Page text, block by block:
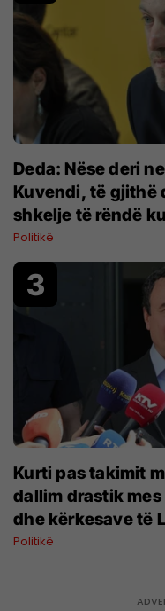
Deda: Nëse deri
Kuvendi, të gjithë
shkelje të rëndë
Politikë
Kurti pas takimit
dallim drastik
dhe kërkesave të
Politikë